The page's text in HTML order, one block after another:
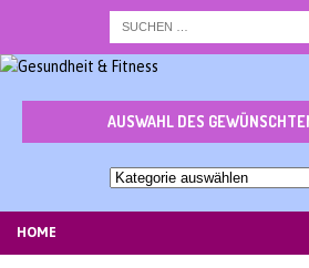
AUSWAHL DES
Auswahl
HOME